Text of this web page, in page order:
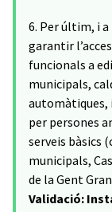
6. Per últim, i
garantir
funcionals a
municipals,
per persones
serveis bàsics
municipals,
de la Gent
Validació: